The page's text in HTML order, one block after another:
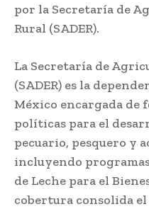
por la Secretaría de
Rural (SADER).
La Secretaría de
(SADER) es la
México encargada de
políticas para el
pecuario, pesquero y
incluyendo
de Leche para el
cobertura consolida